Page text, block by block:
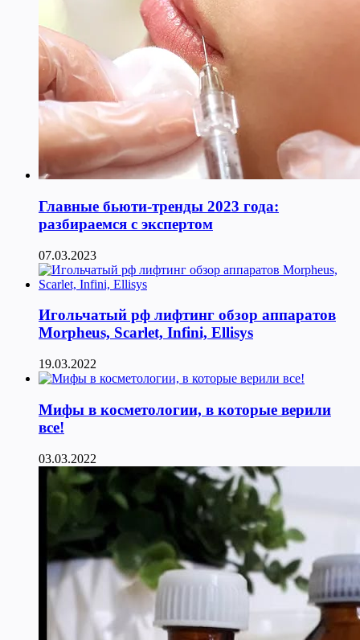
Главные бьюти-тренды 2023 года:
разбираемся с экспертом
07.03.2023
Игольчатый рф лифтинг обзор аппаратов
Morpheus, Scarlet, Infini, Ellisys
19.03.2022
Мифы в косметологии, в которые верили
все!
03.03.2022